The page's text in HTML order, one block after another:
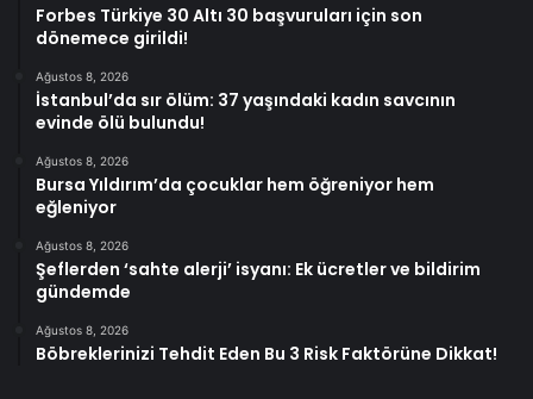
Forbes Türkiye 30 Altı 30 başvuruları için son
dönemece girildi!
Ağustos 8, 2026
İstanbul’da sır ölüm: 37 yaşındaki kadın savcının
evinde ölü bulundu!
Ağustos 8, 2026
Bursa Yıldırım’da çocuklar hem öğreniyor hem
eğleniyor
Ağustos 8, 2026
Şeflerden ‘sahte alerji’ isyanı: Ek ücretler ve bildirim
gündemde
Ağustos 8, 2026
Böbreklerinizi Tehdit Eden Bu 3 Risk Faktörüne Dikkat!